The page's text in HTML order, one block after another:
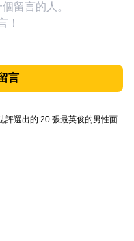
留言的人。
！
言
評選出的 20 張最英俊的男性面